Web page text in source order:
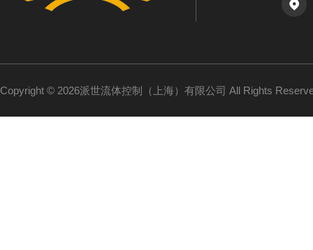
Copyright © 2026派世流体控制（上海）有限公司 All Rights